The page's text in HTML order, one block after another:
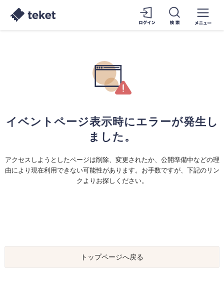
イベントページ表示時にエラーが発生し
ました。
アクセスしようとしたページは削除、変更されたか、公開準備中などの理
由により現在利用できない可能性があります。お手数ですが、下記のリン
クよりお探しください。
トップページへ戻る